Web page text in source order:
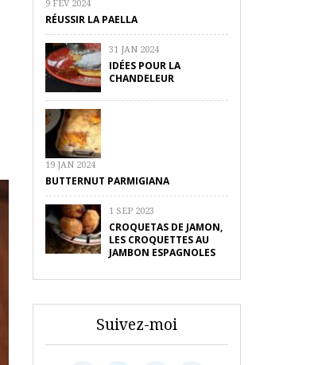
9 FÉV 2024
RÉUSSIR LA PAELLA
31 JAN 2024
IDÉES POUR LA
CHANDELEUR
19 JAN 2024
BUTTERNUT PARMIGIANA
1 SEP 2023
CROQUETAS DE JAMON,
LES CROQUETTES AU
JAMBON ESPAGNOLES
Suivez-moi